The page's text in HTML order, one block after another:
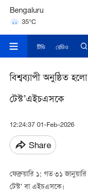
Bengaluru
35°C
Hyderabad
টিভি রেডিও
বিশ্বব্যাপী অনুষ্ঠিত
টেস্ট’এইচএসকে
12:24:37 01-Feb-2026
Share
ফেব্রুয়ারি ১: গত ৩১ জানুয়ারি
টেস্ট’ বা এইচএসকে।